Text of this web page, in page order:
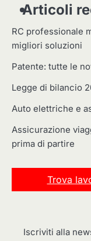
Articoli
RC professionale
migliori soluzioni
Patente: tutte le
Legge di bilancio
Auto elettriche e
Assicurazione
prima di partire
Trova
Iscriviti alla